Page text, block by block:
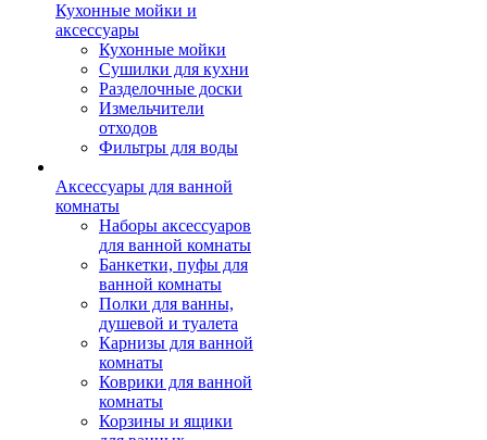
Кухонные мойки и
аксессуары
Кухонные мойки
Сушилки для кухни
Разделочные доски
Измельчители
отходов
Фильтры для воды
Аксессуары для ванной
комнаты
Наборы аксессуаров
для ванной комнаты
Банкетки, пуфы для
ванной комнаты
Полки для ванны,
душевой и туалета
Карнизы для ванной
комнаты
Коврики для ванной
комнаты
Корзины и ящики